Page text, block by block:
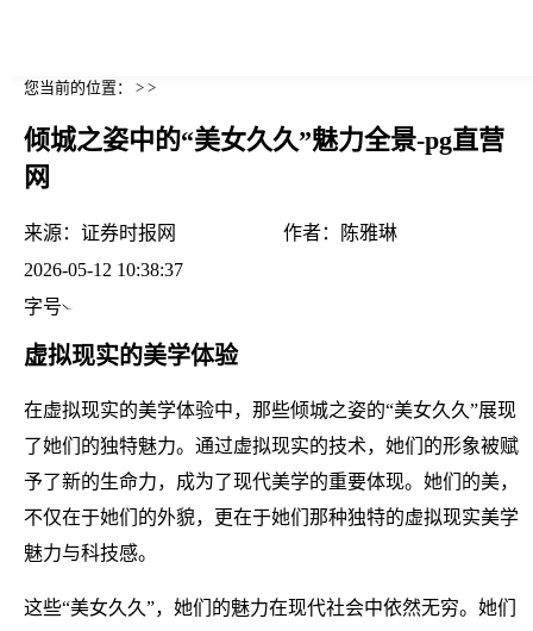
您当前的位置： > >
倾城之姿中的“美女久久”魅力全景-pg直营
网
来源： 证券时报网 作者：
陈雅琳
2026-05-12 10:38:37
字号
虚拟现实的美学体验
在虚拟现实的美学体验中，那些倾城之姿的“美女久久”展现
了她们的独特魅力。通过虚拟现实的技术，她们的形象被赋
予了新的生命力，成为了现代美学的重要体现。她们的美，
不仅在于她们的外貌，更在于她们那种独特的虚拟现实美学
魅力与科技感。
这些“美女久久”，她们的魅力在现代社会中依然无穷。她们